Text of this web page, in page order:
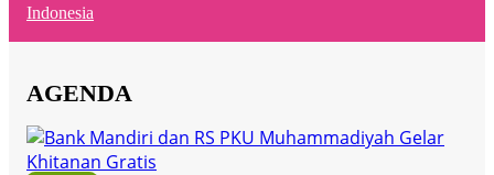
Indonesia
AGENDA